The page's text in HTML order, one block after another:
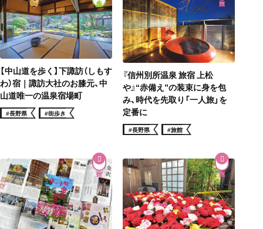
【中山道を歩く】下諏訪（しもす
わ）宿｜諏訪大社のお膝元、中
山道唯一の温泉宿場町
#長野県 #街歩き
『信州別所温泉 旅宿 上松
や』“赤備え”の装束に身を包
み、時代を先取り「一人旅」を
定番に
#長野県 #旅館